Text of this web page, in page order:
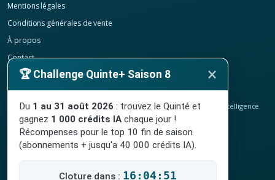
Mentions légales
Conditions générales de vente
À propos
Contact
Confidentialité
Résilier mon abonnement
© 2020-2026 TURF.bzh, analyses hippiques, classement ELO et intelligence
artificielle.
Site indépendant, sans lien avec le PMU. Jeu interdit aux mineurs.
🏆 Challenge Quinte+ Saison 8 ×
Du 1 au 31 août 2026 : trouvez le Quinté et
gagnez 1 000 crédits IA chaque jour !
Récompenses pour le top 10 fin de saison
(abonnements + jusqu'a 40 000 crédits IA).
Cloture dans : 16:04:50